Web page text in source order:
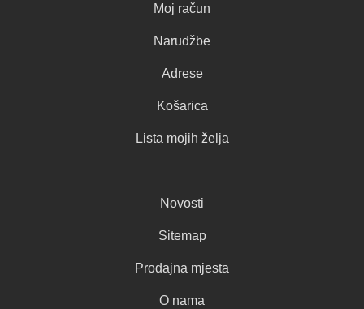
Moj račun
Narudžbe
Adrese
Košarica
Lista mojih želja
Novosti
Sitemap
Prodajna mjesta
O nama